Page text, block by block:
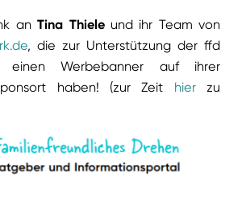
anTina Thieleund ihr Team von
, die zur Unterstützung der ffd
einen Werbebanner auf ihrer
haben! (zur Zeit hierzu